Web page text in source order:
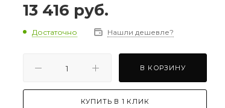
13 416 руб.
Достаточно Нашли дешевле?
В КОРЗИНУ
КУПИТЬ В 1 КЛИК